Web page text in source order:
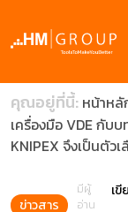
คุณอยู่ที่นี้: หน้าหลั
เครื่องมือ VDE กับ
KNIPEX จึงเป็นตัว
ข่าวสาร
มีผู้
อ่าน
เขี